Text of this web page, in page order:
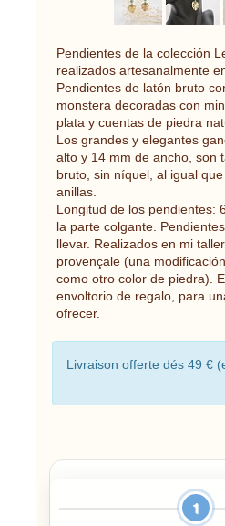
Pendientes de la colección
realizados artesanalmente
Pendientes de latón bruto
monstera decoradas con
plata y cuentas de piedra
Los grandes y elegantes
alto y 14 mm de ancho, son
bruto, sin níquel, al igual
anillas.
Longitud de los pendientes:
la parte colgante.
llevar. Realizados en mi
provençale (una
como otro color de piedra).
envoltorio de regalo, para
ofrecer.
Livraison offerte dés 49 €
1